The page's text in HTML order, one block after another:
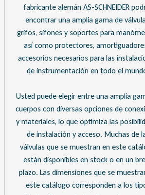
fabricante alemán AS-SCHNEIDER
encontrar una amplia gama de
grifos, sifones y soportes para
así como protectores,
accesorios necesarios para las
de instrumentación en todo el
Usted puede elegir entre una amplia
cuerpos con diversas opciones de
y materiales, lo que optimiza las
de instalación y acceso. Muchas de
válvulas que se muestran en este
están disponibles en stock o en un
plazo. Las dimensiones que se
este catálogo corresponden a los